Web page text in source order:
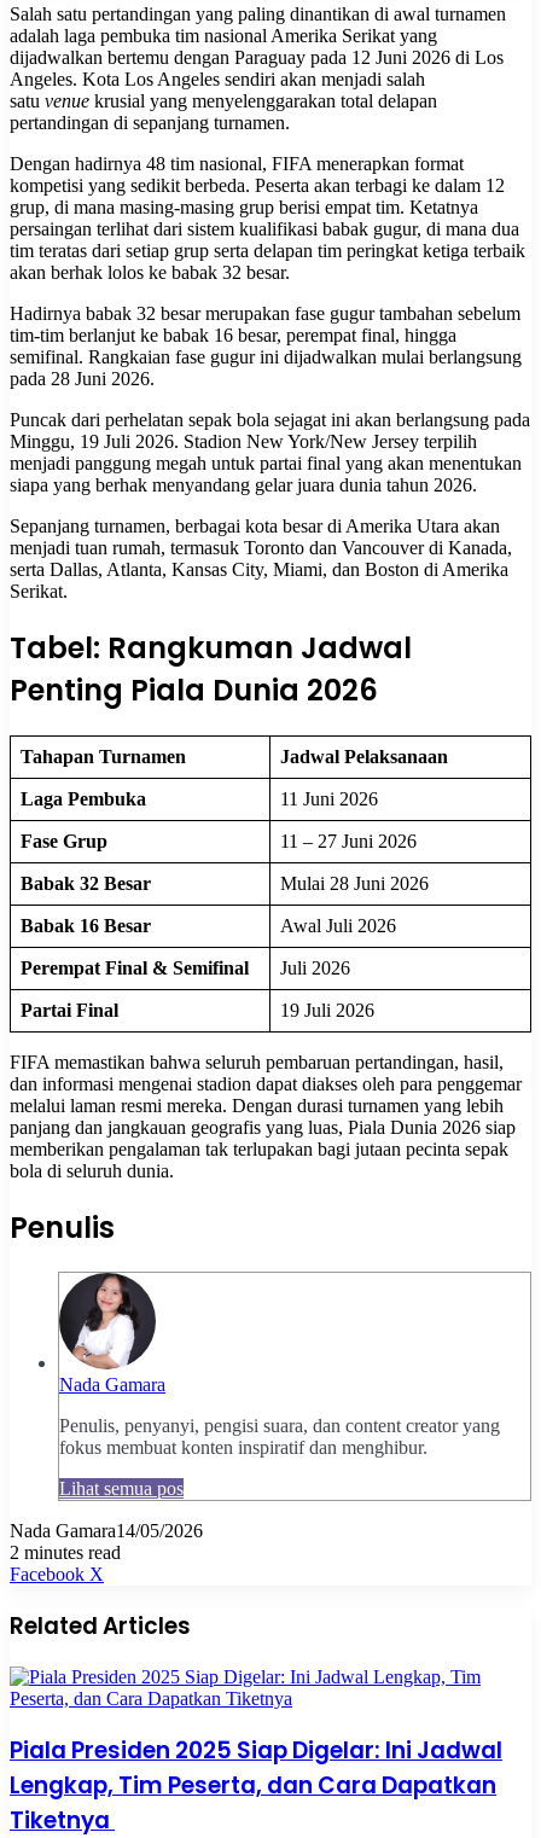
Salah satu pertandingan yang paling dinantikan di awal turnamen
adalah laga pembuka tim nasional Amerika Serikat yang
dijadwalkan bertemu dengan Paraguay pada 12 Juni 2026 di Los
Angeles. Kota Los Angeles sendiri akan menjadi salah
satu venue krusial yang menyelenggarakan total delapan
pertandingan di sepanjang turnamen.
Dengan hadirnya 48 tim nasional, FIFA menerapkan format
kompetisi yang sedikit berbeda. Peserta akan terbagi ke dalam 12
grup, di mana masing-masing grup berisi empat tim. Ketatnya
persaingan terlihat dari sistem kualifikasi babak gugur, di mana dua
tim teratas dari setiap grup serta delapan tim peringkat ketiga terbaik
akan berhak lolos ke babak 32 besar.
Hadirnya babak 32 besar merupakan fase gugur tambahan sebelum
tim-tim berlanjut ke babak 16 besar, perempat final, hingga
semifinal. Rangkaian fase gugur ini dijadwalkan mulai berlangsung
pada 28 Juni 2026.
Puncak dari perhelatan sepak bola sejagat ini akan berlangsung pada
Minggu, 19 Juli 2026. Stadion New York/New Jersey terpilih
menjadi panggung megah untuk partai final yang akan menentukan
siapa yang berhak menyandang gelar juara dunia tahun 2026.
Sepanjang turnamen, berbagai kota besar di Amerika Utara akan
menjadi tuan rumah, termasuk Toronto dan Vancouver di Kanada,
serta Dallas, Atlanta, Kansas City, Miami, dan Boston di Amerika
Serikat.
Tabel: Rangkuman Jadwal
Penting Piala Dunia 2026
Tahapan Turnamen Jadwal Pelaksanaan
Laga Pembuka 11 Juni 2026
Fase Grup 11 – 27 Juni 2026
Babak 32 Besar Mulai 28 Juni 2026
Babak 16 Besar Awal Juli 2026
Perempat Final & Semifinal Juli 2026
Partai Final 19 Juli 2026
FIFA memastikan bahwa seluruh pembaruan pertandingan, hasil,
dan informasi mengenai stadion dapat diakses oleh para penggemar
melalui laman resmi mereka. Dengan durasi turnamen yang lebih
panjang dan jangkauan geografis yang luas, Piala Dunia 2026 siap
memberikan pengalaman tak terlupakan bagi jutaan pecinta sepak
bola di seluruh dunia.
Penulis
Nada Gamara
Penulis, penyanyi, pengisi suara, dan content creator yang
fokus membuat konten inspiratif dan menghibur.
Lihat semua pos
Nada Gamara14/05/2026
2 minutes read
Facebook X
Email
Related Articles
Piala Presiden 2025 Siap Digelar: Ini Jadwal
Lengkap, Tim Peserta, dan Cara Dapatkan
Tiketnya